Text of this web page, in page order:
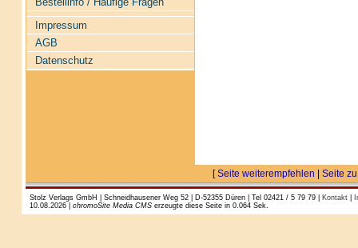
Impressum
AGB
Datenschutz
[Seite weiterempfehlen Seite
Stolz Verlags GmbH | Schneidhausener Weg 52 | D-52355 Düren | Tel 02421 / 5 79 79 | Kontakt|
10.08.2026 | chromoSite Media CMSerzeugte diese Seite in 0.064 Sek.